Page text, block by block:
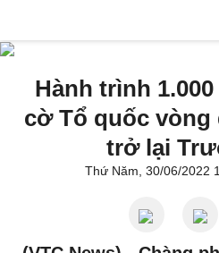
Hành trình
cờ Tổ quốc
trở lại
Thứ Năm, 30/06/2022